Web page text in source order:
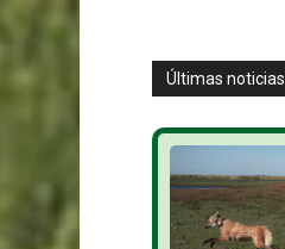
Últimas noticias